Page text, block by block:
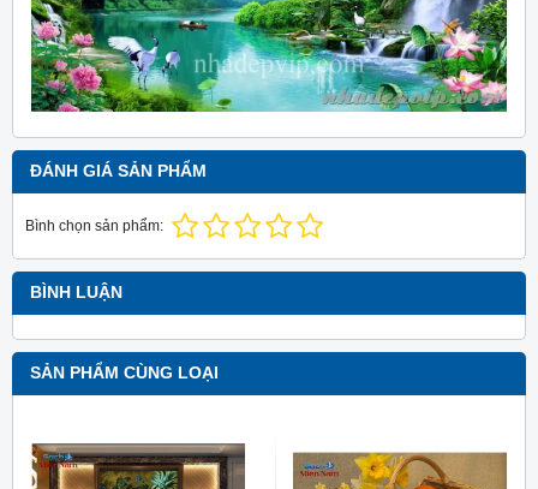
ĐÁNH GIÁ SẢN PHẨM
Bình chọn sản phẩm:
BÌNH LUẬN
SẢN PHẨM CÙNG LOẠI